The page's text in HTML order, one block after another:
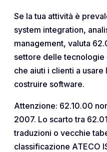
Se la tua attività è
system integration,
management, valuta
settore delle tecnologie
che aiuti i clienti a
costruire software.
Attenzione: 62.10.00
2007. Lo scarto tra
traduzioni o vecchie
classificazione ATECO